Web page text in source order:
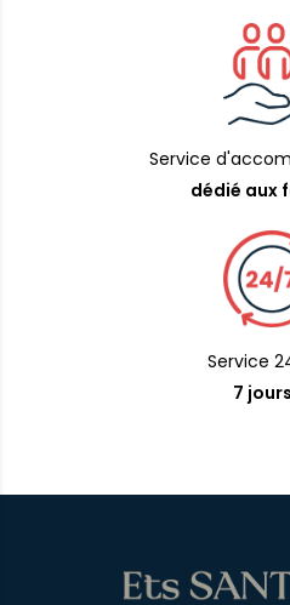
Service
dédié aux
Service
7